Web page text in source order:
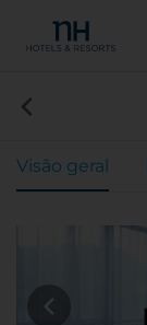
Visão geral